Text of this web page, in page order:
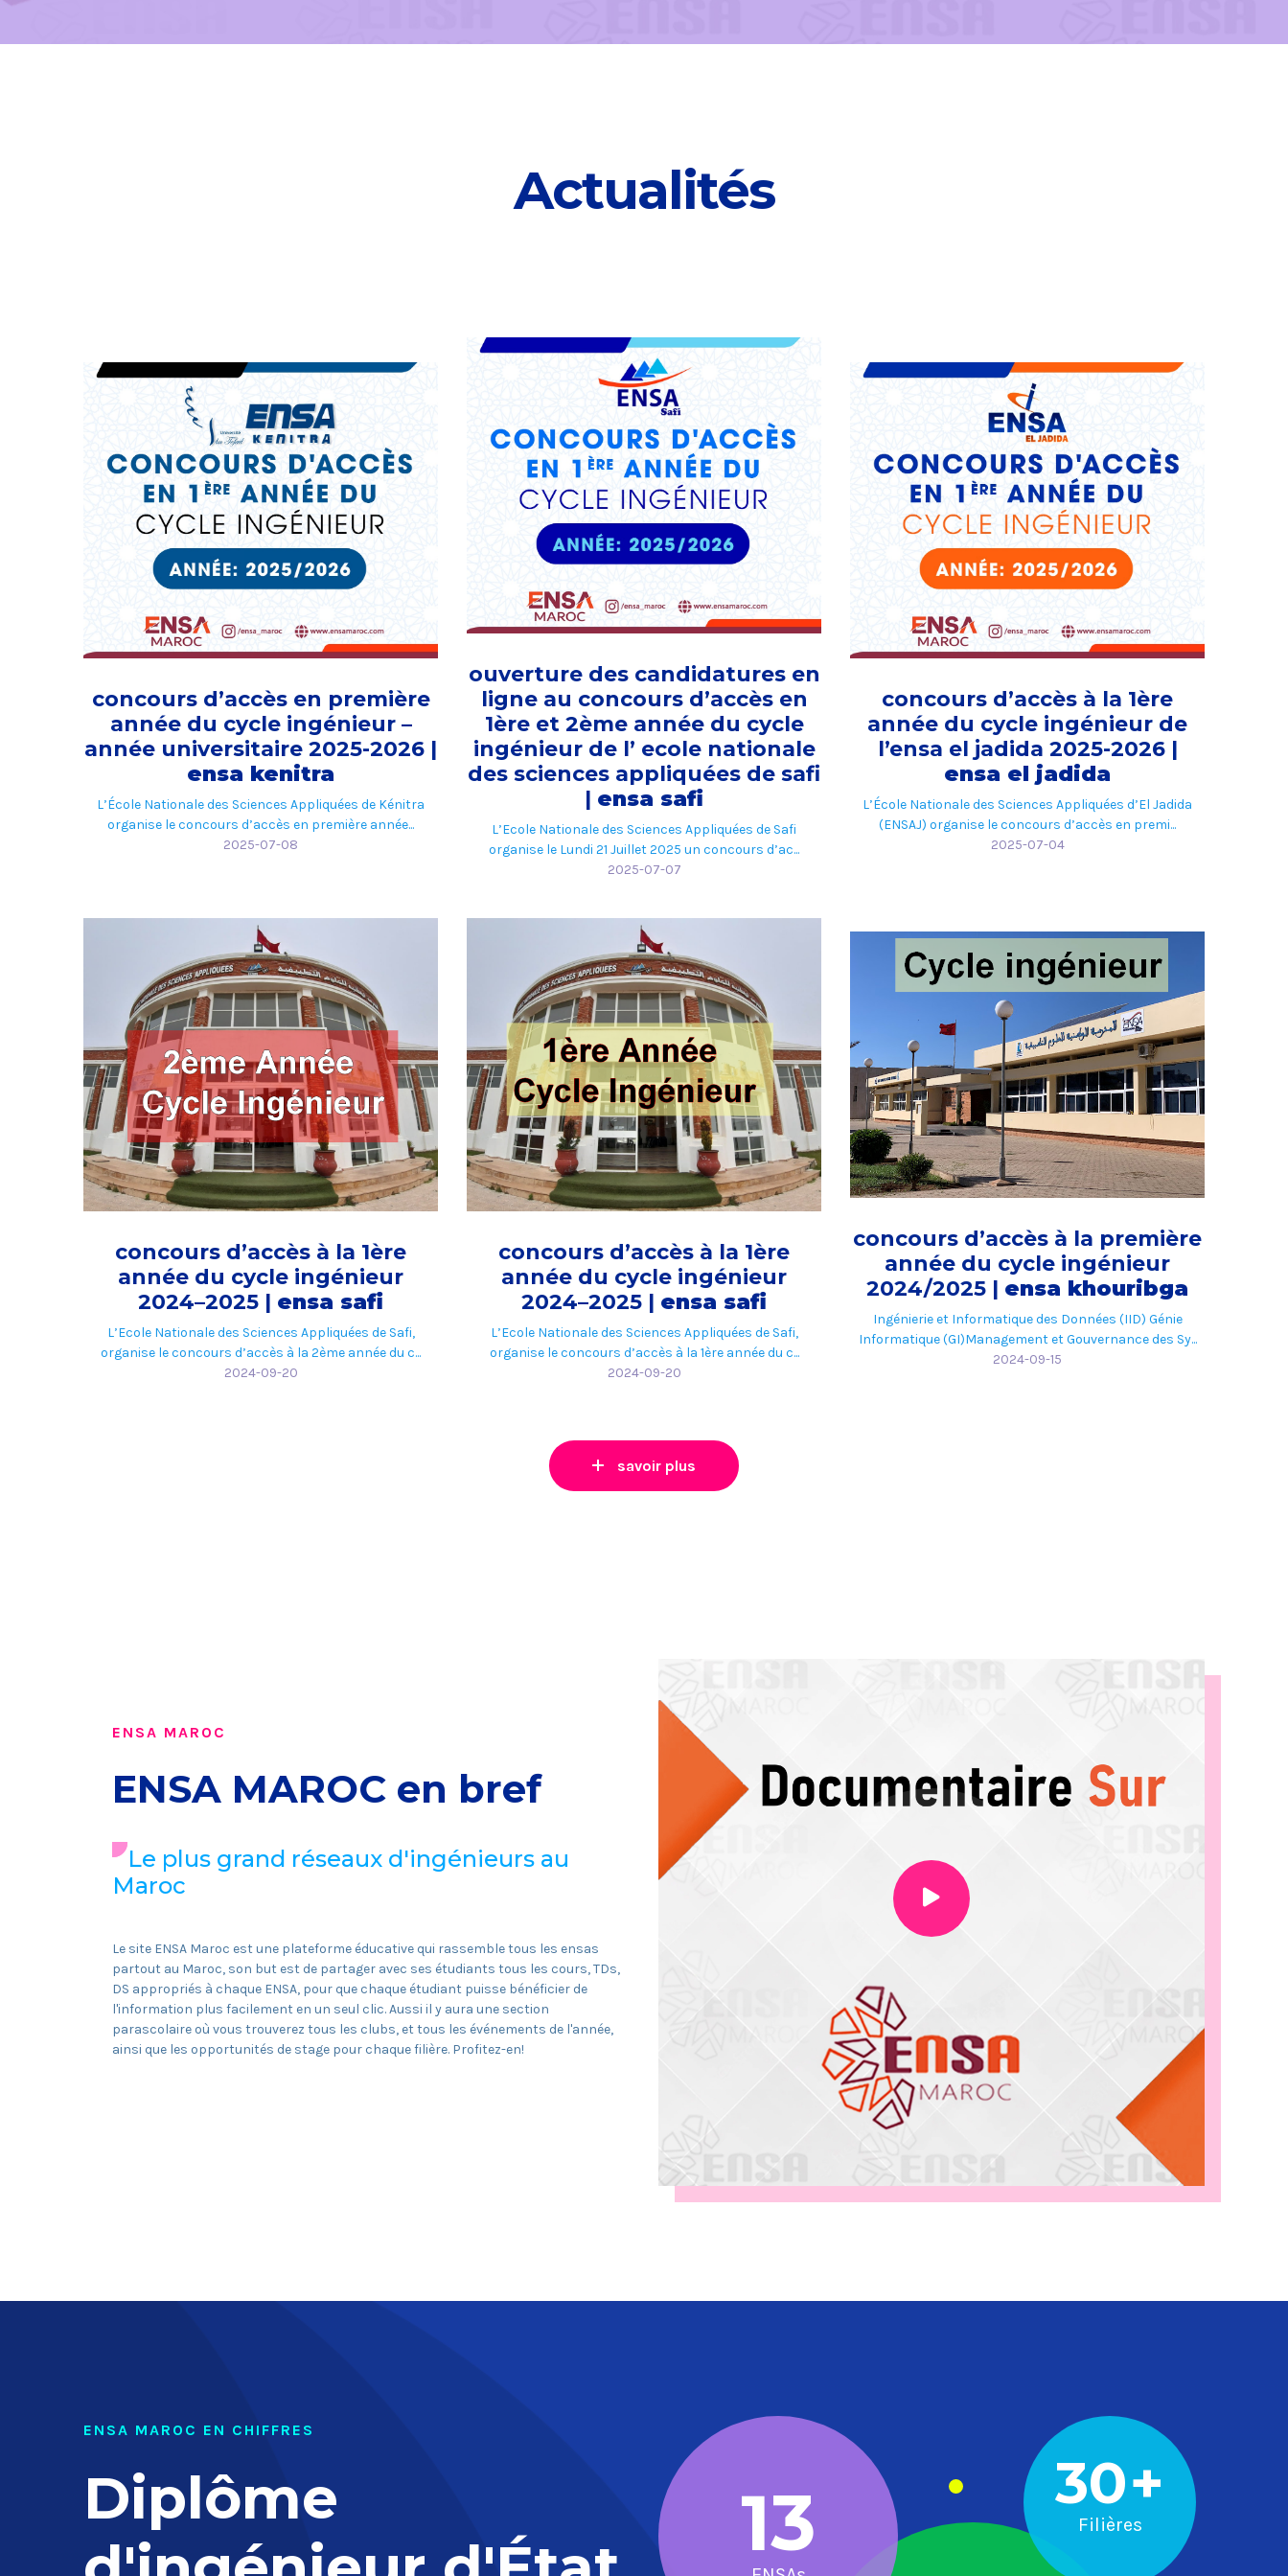
Actualités
concours d’accès en première
année du cycle ingénieur –
année universitaire 2025-2026 |
ensa kenitra
L’École Nationale des Sciences Appliquées de Kénitra
organise le concours d’accès en première année...
2025-07-08
ouverture des candidatures en
ligne au concours d’accès en
1ère et 2ème année du cycle
ingénieur de l’ ecole nationale
des sciences appliquées de safi
| ensa safi
L’Ecole Nationale des Sciences Appliquées de Safi
organise le Lundi 21 Juillet 2025 un concours d’ac...
2025-07-07
concours d’accès à la 1ère
année du cycle ingénieur de
l’ensa el jadida 2025-2026 |
ensa el jadida
L’École Nationale des Sciences Appliquées d’El Jadida
(ENSAJ) organise le concours d’accès en premi...
2025-07-04
concours d’accès à la 1ère
année du cycle ingénieur
2024–2025 | ensa safi
L’Ecole Nationale des Sciences Appliquées de Safi,
organise le concours d’accès à la 2ème année du c...
2024-09-20
concours d’accès à la 1ère
année du cycle ingénieur
2024–2025 | ensa safi
L’Ecole Nationale des Sciences Appliquées de Safi,
organise le concours d’accès à la 1ère année du c...
2024-09-20
concours d’accès à la première
année du cycle ingénieur
2024/2025 | ensa khouribga
Ingénierie et Informatique des Données (IID) Génie
Informatique (GI)Management et Gouvernance des Sy...
2024-09-15
savoir plus
ENSA MAROC
ENSA MAROC en bref
Le plus grand réseaux d'ingénieurs au
Maroc
Le site ENSA Maroc est une plateforme éducative qui rassemble tous les ensas
partout au Maroc, son but est de partager avec ses étudiants tous les cours, TDs,
DS appropriés à chaque ENSA, pour que chaque étudiant puisse bénéficier de
l'information plus facilement en un seul clic. Aussi il y aura une section
parascolaire où vous trouverez tous les clubs, et tous les événements de l'année,
ainsi que les opportunités de stage pour chaque filière. Profitez-en!
ENSA MAROC EN CHIFFRES
Diplôme
13 30+
Filières